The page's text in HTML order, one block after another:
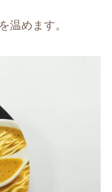
温めます。